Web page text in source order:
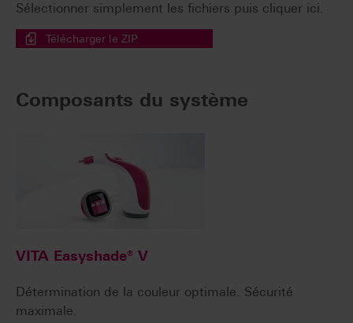
Sélectionner simplement les fichiers puis cliquer ici.
Télécharger le ZIP
Composants du système
VITA Easyshade® V
Détermination de la couleur optimale. Sécurité
maximale.